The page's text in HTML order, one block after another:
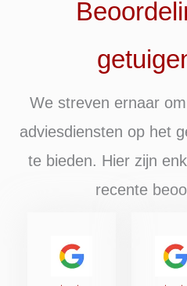
We streven ernaar
adviesdiensten op het
te bieden. Hier zijn
recente